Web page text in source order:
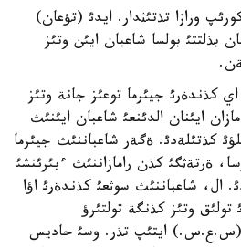
ورازا تذتئثدار. ايدئ (تؤعان)
بذلتتئ بولسا شاعبان ايئن وتئز
كذندةرئ جيئرما توعئز جانة وتئز
ايئنان الدئنعئ شاعبان ايئنئث
كذتئلةدئ. ةگةر شاعباننئث جيئرما
ةرتةثگئ كذن رامازاننئث ءبئرئنشئ
ال، شاعباننئث سوثعئ كذندةرئ اؤا
تولئق وتئز كذنگة تولتئرؤ
(س.ع.س.) ايتئپ تذر. وسئ حاديس